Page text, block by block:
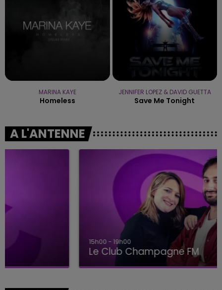
MARINA KAYE
Homeless
JENNIFER LOPEZ & DAVID GUETTA
Save Me Tonight
A L'ANTENNE
Le Club Champagne FM